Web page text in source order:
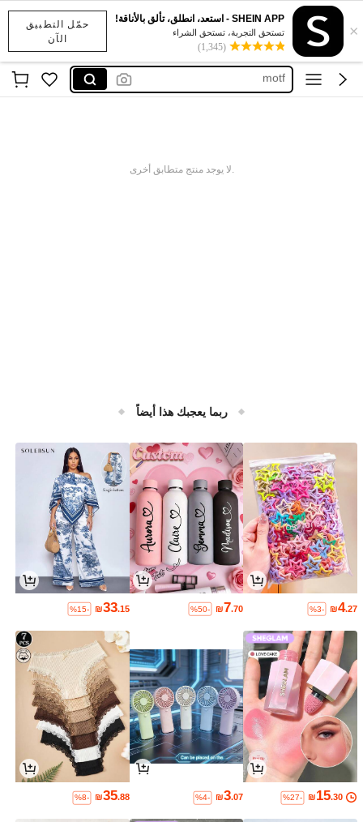
حمّل التطبيق
الآن
×
SHEIN APP - استعد، انطلق، تألق بالأناقة!
تستحق التجربة، تستحق الشراء
(1,345)
maija
motf
dazy
.لا يوجد منتج متطابق أخرى
ربما يعجبك هذا أيضاً
₪4.27
%3-
₪7.70
%50-
₪33.15
%15-
₪15.30
%27-
₪3.07
%4-
₪35.88
%8-